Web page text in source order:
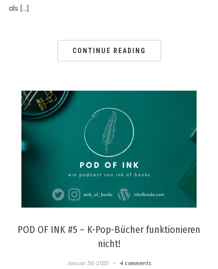
als […]
CONTINUE READING
POD OF INK #5 – K-Pop-Bücher funktionieren
nicht!
Januar 30, 2021 4 comments